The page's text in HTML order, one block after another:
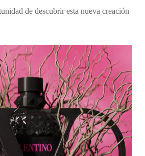
de descubrir esta nueva creación